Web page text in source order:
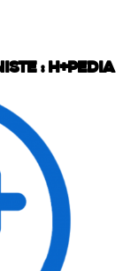
: H+Pedia